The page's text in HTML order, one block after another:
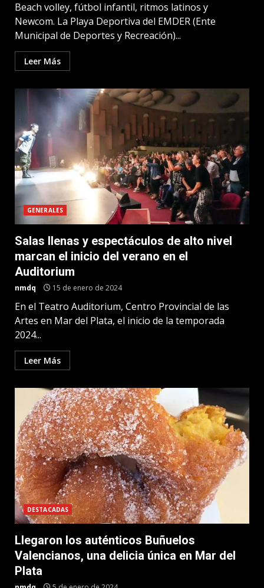
Beach volley, fútbol infantil, ritmos latinos y
Newcom. La Playa Deportiva del EMDER (Ente
Municipal de Deportes y Recreación)...
Leer Más
GENERALES
Salas llenas y espectáculos de alto nivel
marcan el inicio del verano en el
Auditorium
nmdq 15 de enero de 2024
En el Teatro Auditorium, Centro Provincial de las
Artes en Mar del Plata, el inicio de la temporada
2024...
Leer Más
DESTACADAS
Llegaron los auténticos Buñuelos
Valencianos, una delicia única en Mar del
Plata